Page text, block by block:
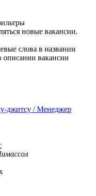
новые вакансии.
слова в названии
описании вакансии
джитсу / Менеджер